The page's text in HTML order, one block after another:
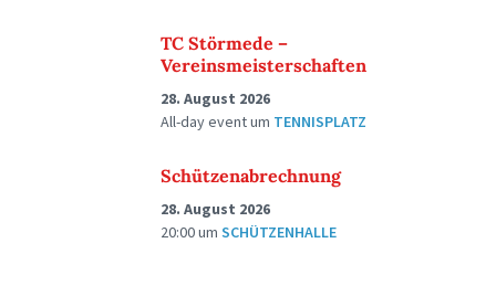
TC Störmede –
Vereinsmeisterschaften
28. August 2026
All-day eventum TENNISPLATZ
Schützenabrechnung
28. August 2026
20:00um SCHÜTZENHALLE